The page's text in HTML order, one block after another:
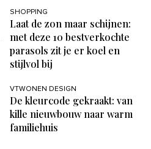
SHOPPING
Laat de zon maar schijnen:
met deze 10 bestverkochte
parasols zit je er koel en
stijlvol bij
VTWONEN DESIGN
De kleurcode gekraakt: van
kille nieuwbouw naar warm
familiehuis